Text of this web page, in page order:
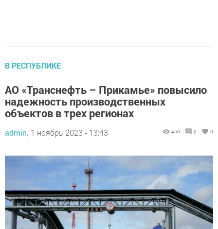
В РЕСПУБЛИКЕ
АО «Транснефть – Прикамье» повысило
надежность производственных
объектов в трех регионах
admin, 1 ноябрь 2023 - 13:43 450 0 0